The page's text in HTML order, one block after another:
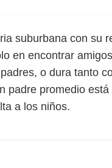
suburbana con su
en encontrar
o dura tanto
padre promedio
a los niños.